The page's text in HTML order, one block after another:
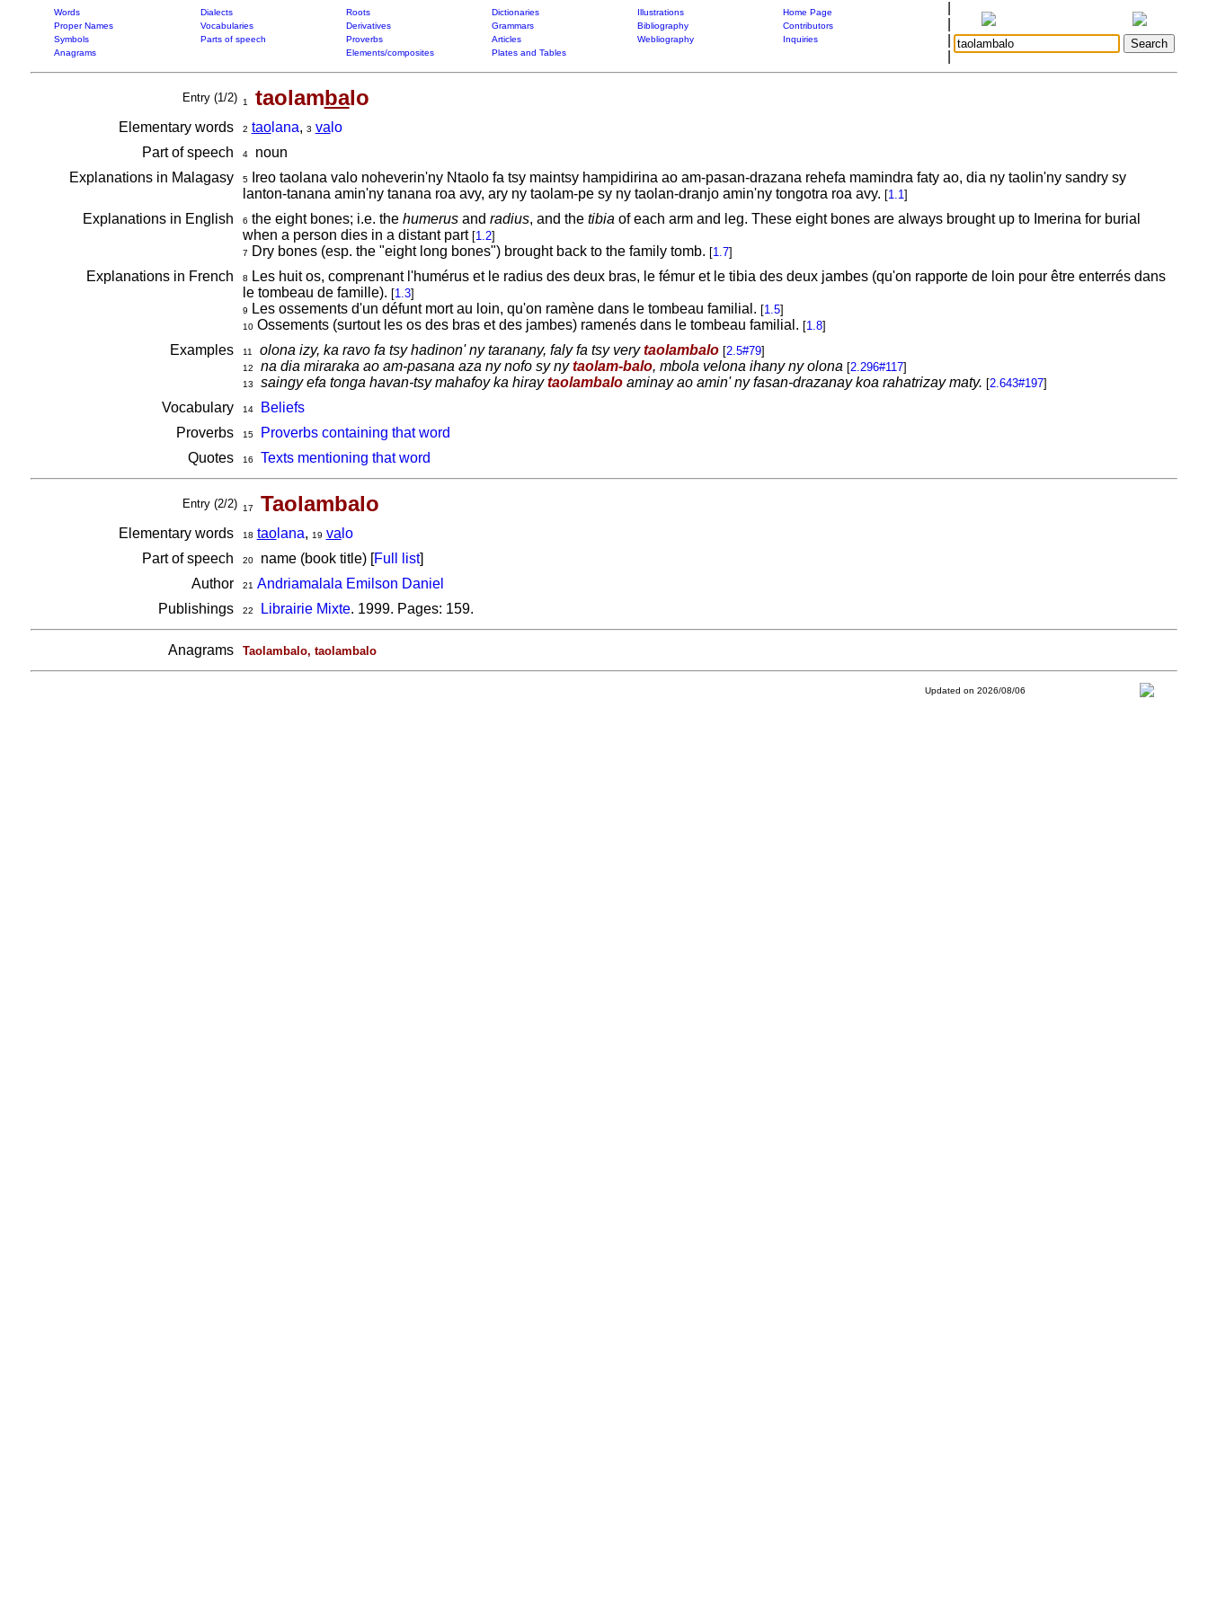
Words Dialects Roots Dictionaries Illustrations
Home Page
Proper Names
Vocabularies Derivatives Grammars Bibliography
Contributors
Symbols
Parts of speech Proverbs Articles Webliography
Inquiries
Anagrams
Elements/composites Plates and Tables
Entry (1/2) 1 taolambalo
Elementary words 2 taolana, 3 va lo
Part of speech
4noun
Explanations in Malagasy
5Ireo taolana valo noheverin'ny Ntaolo fa tsy maintsy hampidirina ao am-pasan-drazana rehefa mamindra faty ao, dia ny taolin'ny sandry sy
lanton-tanana amin'ny tanana roa avy, ary ny taolam-pe sy ny taolan-dranjo amin'ny tongotra roa avy. [1.1]
Explanations in English 6 the eight bones; i.e. the humerusand radius, and the tibia of each arm and leg. These eight bones are always brought up to Imerina for burial
when a person dies in a distant part [1.2]
7 Dry bones (esp. the "eight long bones") brought back to the family tomb. [1.7]
Explanations in French 8
Les huit os, comprenant l'humérus et le radius des deux bras, le fémur et le tibia des deux jambes (qu'on rapporte de loin pour être enterrés dans
le tombeau de famille). [1.3]
9 Les ossements d'un défunt mort au loin, qu'on ramène dans le tombeau familial. [1.5]
10Ossements (surtout les os des bras et des jambes) ramenés dans le tombeau familial. [1.8]
Examples 11 olona izy, ka ravo fa tsy hadinon' ny taranany, faly fa tsy verytaolambalo [2.5#79]
12 na dia miraraka ao am-pasana aza ny nofo sy nytaolam-balo, mbola velona ihany ny olona [2.296#117]
13 saingy efa tonga havan-tsy mahafoy ka hiraytaolambaloaminay ao amin' ny fasan-drazanay koa rahatrizay maty. [2.643#197]
Vocabulary 14
Beliefs
Proverbs
15
Proverbs containing that word
Quotes
16 Texts mentioning that word
Entry (2/2) 17 Taolambalo
Elementary words 18 taolana, 19 va lo
Part of speech
20name (book title) [Full list]
Author
21 Andriamalala Emilson Daniel
Publishings
22 Librairie Mixte. 1999. Pages: 159.
Anagrams Taolambalo, taolambalo
Updated on 2026/08/06